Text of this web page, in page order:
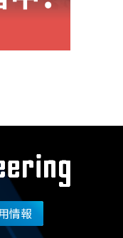
情報